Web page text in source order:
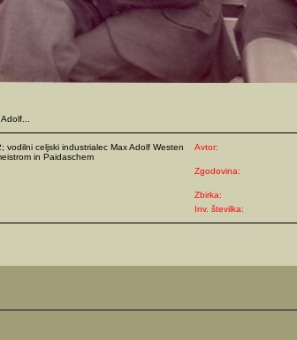
vodilni celjski industrialec Max Adolf Westen
in Paidaschem
Avtor:
Zgodovina:
Zbirka:
Inv. številka: